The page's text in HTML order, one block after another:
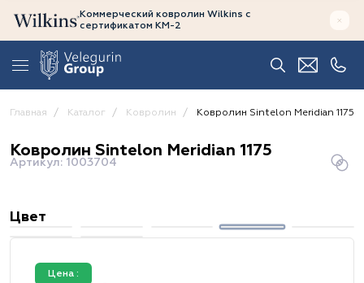
Коммерческий ковролин Wilkins с
сертификатом КМ-2
Главная Каталог Ковролин Ковролин Sintelon Meridian 1175
Ковролин Sintelon Meridian 1175
Артикул: 1003704
Цвет
Цена :